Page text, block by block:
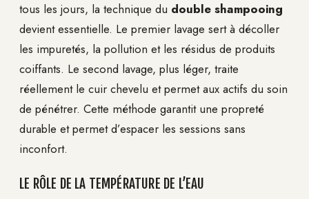
tous les jours, la technique du double shampooing
devient essentielle. Le premier lavage sert à décoller
les impuretés, la pollution et les résidus de produits
coiffants. Le second lavage, plus léger, traite
réellement le cuir chevelu et permet aux actifs du soin
de pénétrer. Cette méthode garantit une propreté
durable et permet d’espacer les sessions sans
inconfort.
LE RÔLE DE LA TEMPÉRATURE DE L’EAU